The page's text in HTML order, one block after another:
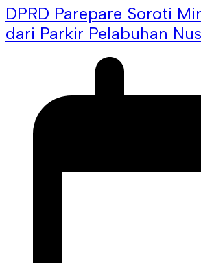
DPRD Parepare Soroti
dari Parkir Pelabuhan